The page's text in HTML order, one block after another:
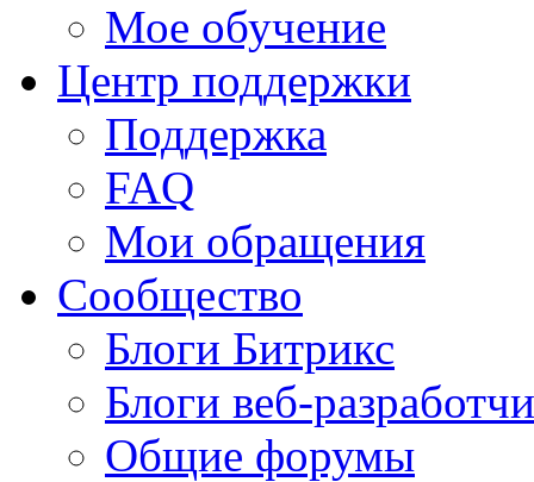
Мое обучение
Центр поддержки
Поддержка
FAQ
Мои обращения
Сообщество
Блоги Битрикс
Блоги веб-
Общие форумы